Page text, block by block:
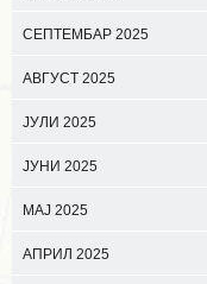
СЕПТЕМБАР 2025
АВГУСТ 2025
ЈУЛИ 2025
ЈУНИ 2025
МАЈ 2025
АПРИЛ 2025